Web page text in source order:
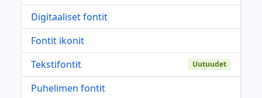
Digitaaliset fontit
Fontit ikonit
Tekstifontit
Uutuudet
Puhelimen fontit